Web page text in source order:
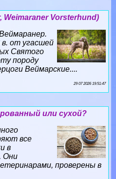
Weimaraner Vorsterhund)
в. от угасшей
Святого
породу
Веймарские....
29 07 2026 19:51:47
или сухой?
все
в
Они
проверены в